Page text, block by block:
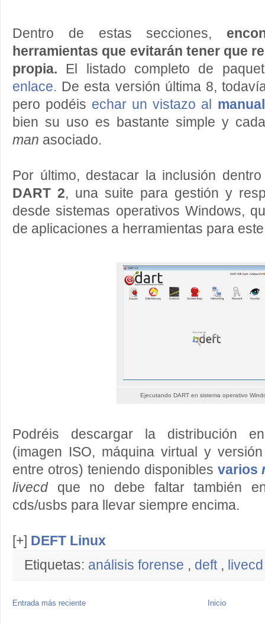
Dentro de estas secciones,
herramientas que evitarán tener que
propia. El listado completo de
enlace. De esta versión última 8,
pero podéis echar un vistazo al
bien su uso es bastante simple y
man asociado.
Por último, destacar la inclusión
DART 2, una suite para gestión y
desde sistemas operativos Windows,
de aplicaciones a herramientas para
Ejecutando DART en sistema operativo
Podréis descargar la distribución
(imagen ISO, máquina virtual y
entre otros) teniendo disponibles varios
livecdque no debe faltar también
cds/usbs para llevar siempre encima.
[+] DEFT Linux
Etiquetas: análisis forense , deft , livecd
Entrada más reciente Inicio